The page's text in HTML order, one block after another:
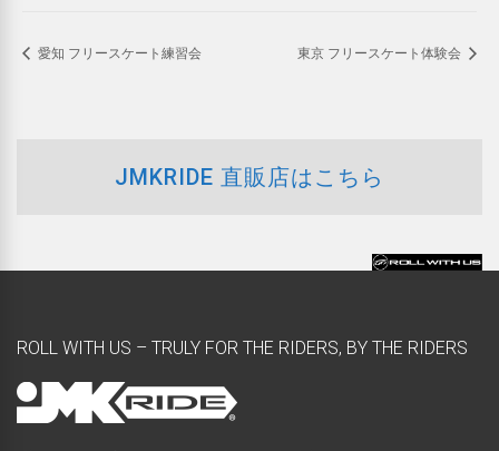
愛知 フリースケート練習会 東京 フリースケート体験会
JMKRIDE 直販店はこちら
ROLL WITH US – TRULY FOR THE RIDERS, BY THE RIDERS